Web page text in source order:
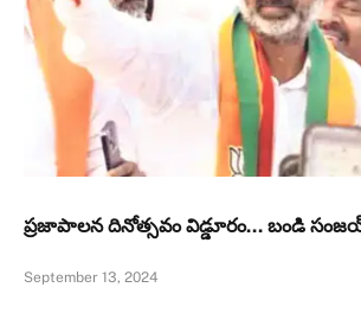
ప్రజాపాలన దినోత్సవం విడ్డూరం… బండి
September 13, 2024